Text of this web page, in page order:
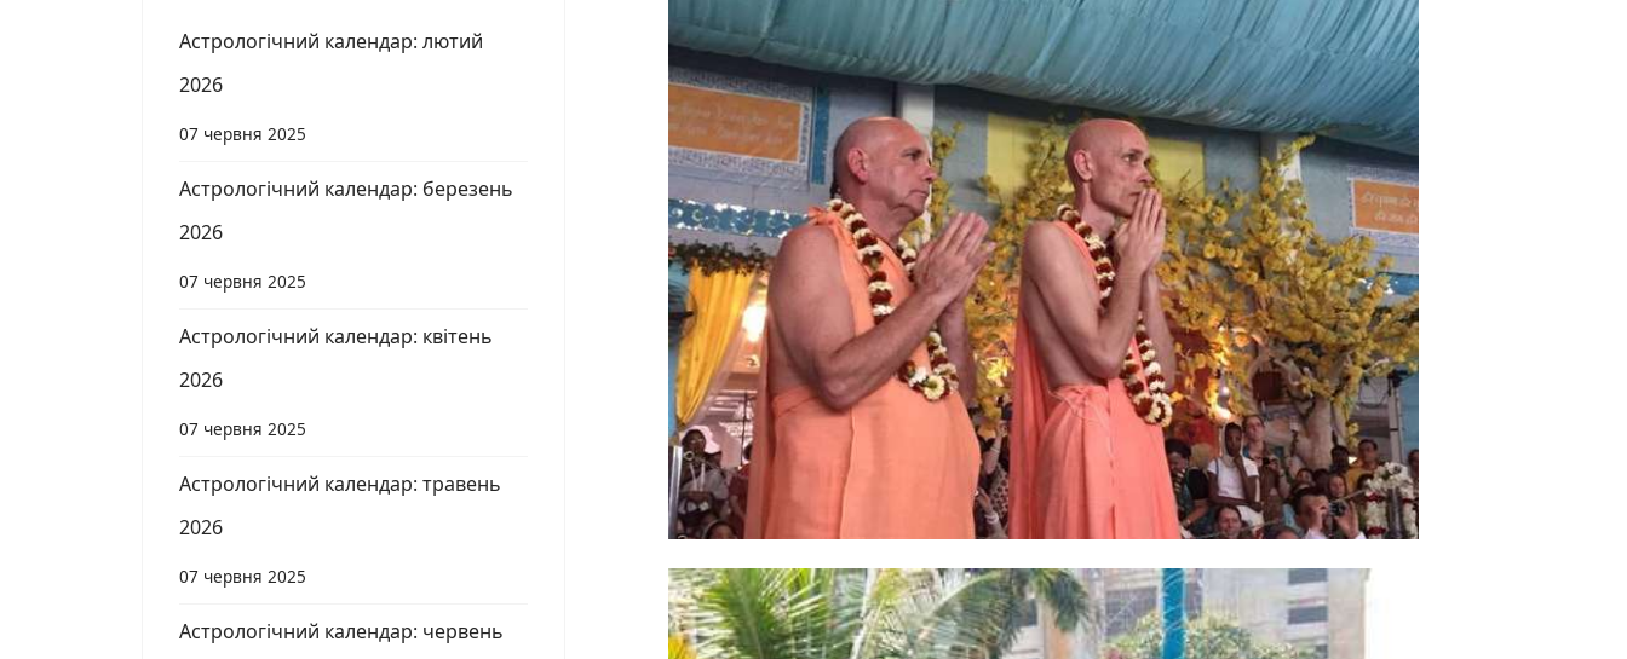
Астрологічний календар: лютий
2026
07 червня 2025
Астрологічний календар: березень
2026
07 червня 2025
Астрологічний календар: квітень
2026
07 червня 2025
Астрологічний календар: травень
2026
07 червня 2025
Астрологічний календар: червень